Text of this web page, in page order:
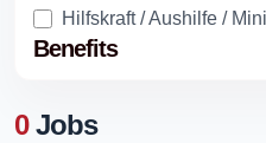
Hilfskraft / Aushilfe /
Benefits
0Jobs